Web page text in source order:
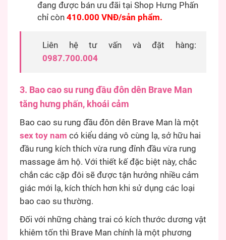
đang được bán ưu đãi tại Shop Hưng Phấn
chỉ còn 410.000 VNĐ/sản phẩm.
Liên hệ tư vấn và đặt hàng:
0987.700.004
3. Bao cao su rung đầu đôn dên Brave Man
tăng hưng phấn, khoái cảm
Bao cao su rung đầu đôn dên Brave Man là một
sex toy nam có kiểu dáng vô cùng lạ, sở hữu hai
đầu rung kích thích vừa rung đỉnh đầu vừa rung
massage âm hộ. Với thiết kế đặc biệt này, chắc
chắn các cặp đôi sẽ được tận hưởng nhiều cảm
giác mới lạ, kích thích hơn khi sử dụng các loại
bao cao su thường.
Đối với những chàng trai có kích thước dương vật
khiêm tốn thì Brave Man chính là một phương